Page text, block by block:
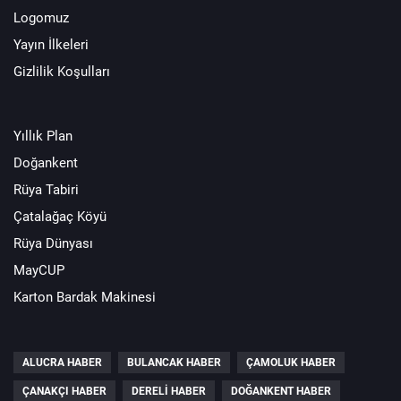
Logomuz
Yayın İlkeleri
Gizlilik Koşulları
Yıllık Plan
Doğankent
Rüya Tabiri
Çatalağaç Köyü
Rüya Dünyası
MayCUP
Karton Bardak Makinesi
ALUCRA HABER BULANCAK HABER ÇAMOLUK HABER
ÇANAKÇI HABER DERELI HABER DOĞANKENT HABER